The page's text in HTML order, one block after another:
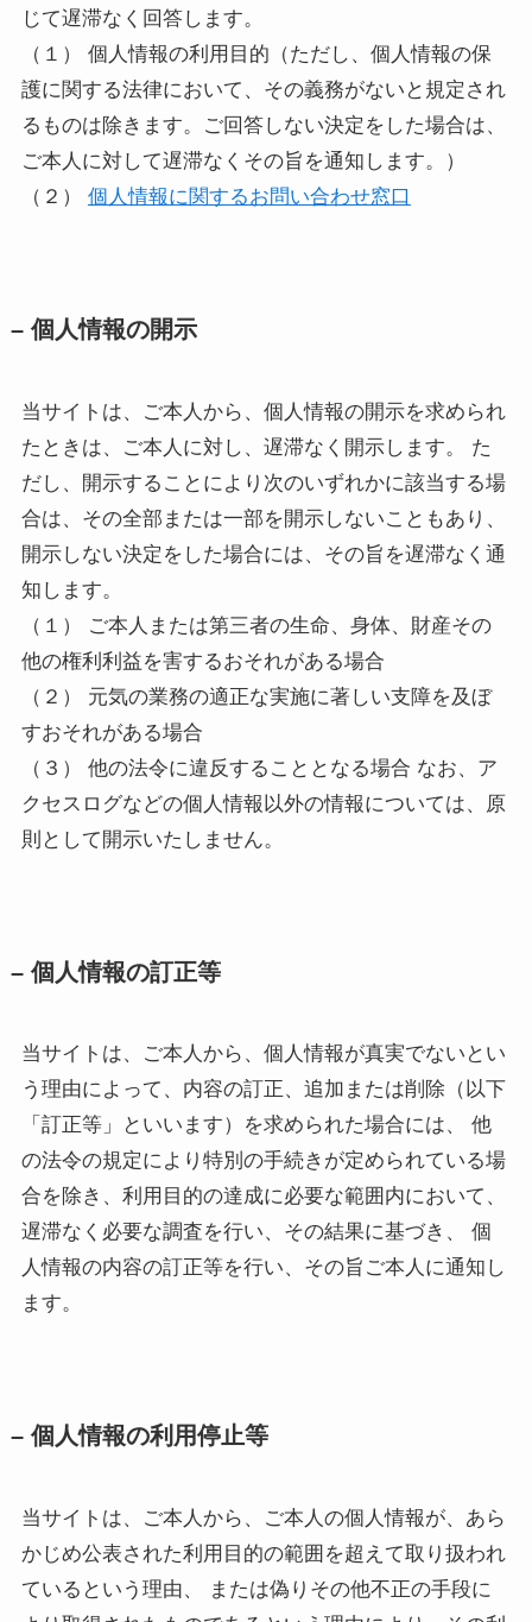
じて遅滞なく回答します。
（１） 個人情報の利用目的（ただし、個人情報の保
護に関する法律において、その義務がないと規定され
るものは除きます。ご回答しない決定をした場合は、
ご本人に対して遅滞なくその旨を通知します。）
（２） 個人情報に関するお問い合わせ窓口
– 個人情報の開示
当サイトは、ご本人から、個人情報の開示を求められ
たときは、ご本人に対し、遅滞なく開示します。 た
だし、開示することにより次のいずれかに該当する場
合は、その全部または一部を開示しないこともあり、
開示しない決定をした場合には、その旨を遅滞なく通
知します。
（１） ご本人または第三者の生命、身体、財産その
他の権利利益を害するおそれがある場合
（２） 元気の業務の適正な実施に著しい支障を及ぼ
すおそれがある場合
（３） 他の法令に違反することとなる場合 なお、ア
クセスログなどの個人情報以外の情報については、原
則として開示いたしません。
– 個人情報の訂正等
当サイトは、ご本人から、個人情報が真実でないとい
う理由によって、内容の訂正、追加または削除（以下
「訂正等」といいます）を求められた場合には、 他
の法令の規定により特別の手続きが定められている場
合を除き、利用目的の達成に必要な範囲内において、
遅滞なく必要な調査を行い、その結果に基づき、 個
人情報の内容の訂正等を行い、その旨ご本人に通知し
ます。
– 個人情報の利用停止等
当サイトは、ご本人から、ご本人の個人情報が、あら
かじめ公表された利用目的の範囲を超えて取り扱われ
ているという理由、 または偽りその他不正の手段に